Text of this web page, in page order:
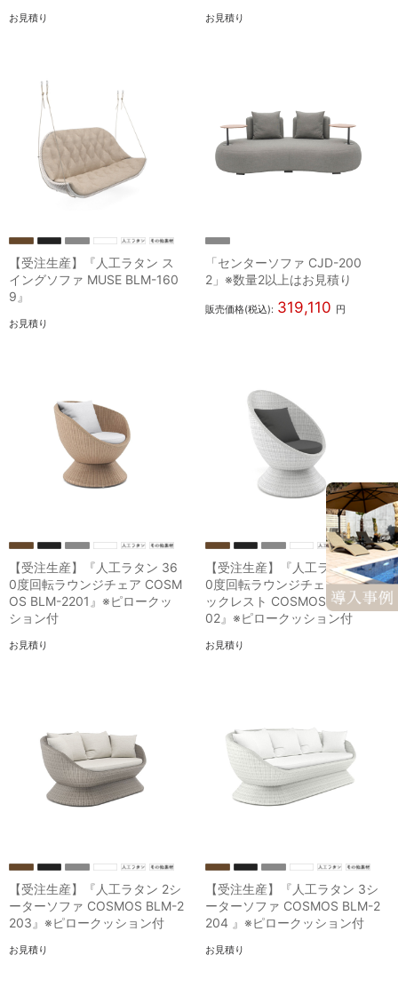
お見積り お見積り
【受注生産】『人工ラタン ス
イングソファ MUSE BLM-160
9』
お見積り
「センターソファ CJD-200
2」※数量2以上はお見積り
販売価格(税込): 319,110 円
【受注生産】『人工ラタン 36
0度回転ラウンジチェア COSM
OS BLM-2201』※ピロークッ
ション付
お見積り
【受注生産】『人工ラタン 36
0度回転ラウンジチェア ハイバ
ックレスト COSMOS BLM-22
02』※ピロークッション付
お見積り
【受注生産】『人工ラタン 2シ
ーターソファ COSMOS BLM-2
203』※ピロークッション付
お見積り
【受注生産】『人工ラタン 3シ
ーターソファ COSMOS BLM-2
204 』※ピロークッション付
お見積り